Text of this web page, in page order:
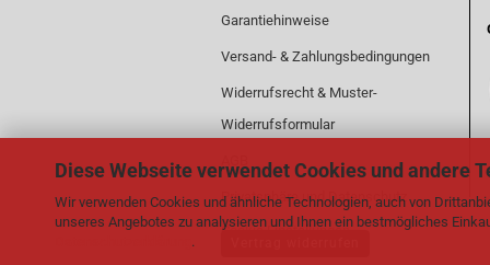
Diese Webseite verwendet Cookies und andere
Wir verwenden Cookies und ähnliche Technologien, auch von
unseres Angebotes zu analysieren und Ihnen ein bestmögliches
.
Garantiehinweise
Versand- & Zahlungsbedingungen
Widerrufsrecht & Muster-
Widerrufsformular
Privatsphäre und Datenschutz
Cookie Einstellungen